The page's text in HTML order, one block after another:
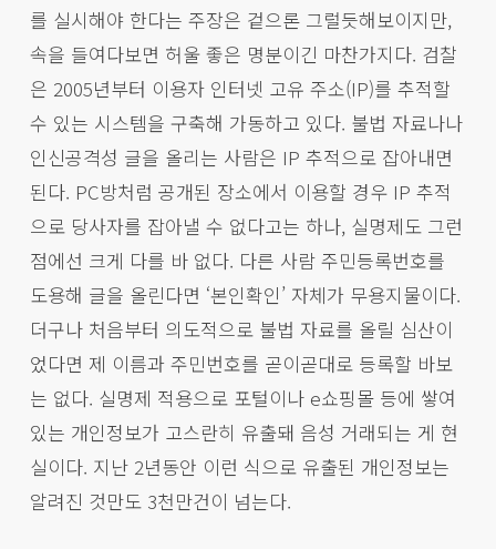
를 실시해야 한다는 주장은 겉으론 그럴듯해보이지만,
속을 들여다보면 허울 좋은 명분이긴 마찬가지다. 검찰
은 2005년부터 이용자 인터넷 고유 주소(IP)를 추적할
수 있는 시스템을 구축해 가동하고 있다. 불법 자료나나
인신공격성 글을 올리는 사람은 IP 추적으로 잡아내면
된다. PC방처럼 공개된 장소에서 이용할 경우 IP 추적
으로 당사자를 잡아낼 수 없다고는 하나, 실명제도 그런
점에선 크게 다를 바 없다. 다른 사람 주민등록번호를
도용해 글을 올린다면 ‘본인확인’ 자체가 무용지물이다.
더구나 처음부터 의도적으로 불법 자료를 올릴 심산이
었다면 제 이름과 주민번호를 곧이곧대로 등록할 바보
는 없다. 실명제 적용으로 포털이나 e쇼핑몰 등에 쌓여
있는 개인정보가 고스란히 유출돼 음성 거래되는 게 현
실이다. 지난 2년동안 이런 식으로 유출된 개인정보는
알려진 것만도 3천만건이 넘는다.